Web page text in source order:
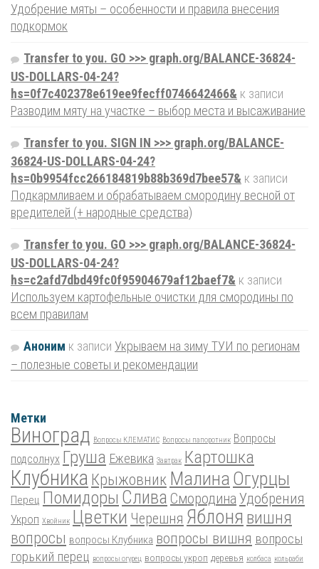
Удобрение мяты – особенности и правила внесения
подкормок
Transfer to you. GO >>> graph.org/BALANCE-36824-
US-DOLLARS-04-24?
hs=0f7c402378e619ee9fecff0746642466& к записи
Разводим мяту на участке – выбор места и высаживание
Transfer to you. SIGN IN >>> graph.org/BALANCE-
36824-US-DOLLARS-04-24?
hs=0b9954fcc266184819b88b369d7bee57& к записи
Подкармливаем и обрабатываем смородину весной от
вредителей (+ народные средства)
Transfer to you. GO >>> graph.org/BALANCE-36824-
US-DOLLARS-04-24?
hs=c2afd7dbd49fc0f95904679af12baef7& к записи
Используем картофельные очистки для смородины по
всем правилам
Аноним к записи Укрываем на зиму ТУИ по регионам
– полезные советы и рекомендации
Метки
Виноград Вопросы КЛЕМАТИС Вопросы папоротник Вопросы
подсолнух Груша Ежевика Завтрак Картошка
Клубника Крыжовник Малина Огурцы
Перец Помидоры Слива Смородина Удобрения
Укроп Хвойник Цветки Черешня Яблоня вишня
вопросы вопросы Клубника вопросы вишня вопросы
горький перец вопросы огурец вопросы укроп деревья колбаса кольраби